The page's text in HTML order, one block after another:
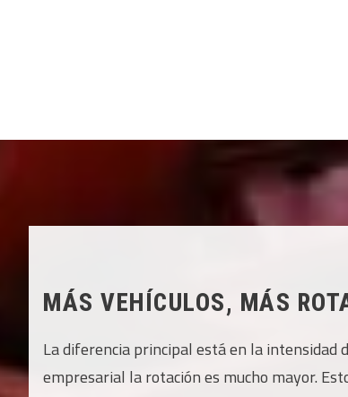
MÁS VEHÍCULOS, MÁS
La diferencia principal está en la intensidad
empresarial la rotación es mucho mayor.